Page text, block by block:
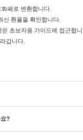
폐로 변환합니다.
신 환율을 확인합니다.
초보자용 가이드에 접근합
갑니다.
?